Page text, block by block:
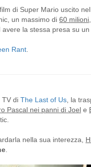
di Super Mario uscito
un massimo di 60 milioni
la stessa presa su un
Rant
TV di The Last of Us , la
Pascal nei panni di Joel e
nella sua interezza,